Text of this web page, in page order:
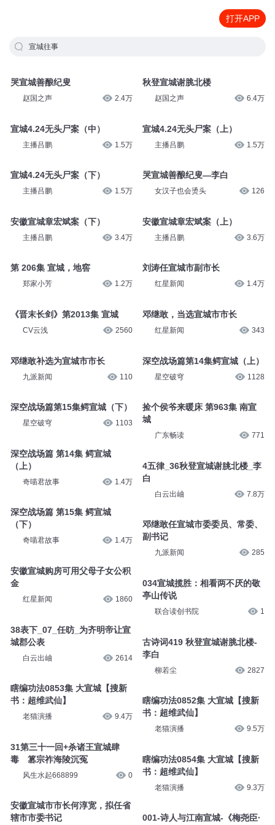
打开APP
宣城往事
哭宣城善酿纪叟
赵国之声 2.4万
宣城4.24无头尸案（中）
主播吕鹏 1.5万
宣城4.24无头尸案（下）
主播吕鹏 1.5万
安徽宣城章宏斌案（下）
主播吕鹏 3.4万
第 206集 宣城，地窖
郑家小芳 1.2万
《晋末长剑》第2013集 宣城
CV云浅 2560
邓继敢补选为宣城市市长
九派新闻 110
深空战场篇第15集鳄宣城（下）
星空破穹 1103
深空战场篇 第14集 鳄宣城
（上）
奇喵君故事 1.4万
深空战场篇 第15集 鳄宣城
（下）
奇喵君故事 1.4万
安徽宣城购房可用父母子女公积
金
红星新闻 1860
38表下_07_任昉_为齐明帝让宣
城郡公表
白云出岫 2614
瞎编功法0853集 大宣城【搜新
书：超维武仙】
老猫演播 9.4万
31第三十一回+杀诸王宣城肆
毒 篡宗祚海陵沉冤
风生水起668899 0
安徽宣城市市长何淳宽，拟任省
辖市市委书记
秋登宣城谢脁北楼
赵国之声 6.4万
宣城4.24无头尸案（上）
主播吕鹏 1.5万
哭宣城善酿纪叟—李白
女汉子也会烫头 126
安徽宣城章宏斌案（上）
主播吕鹏 3.6万
刘涛任宣城市副市长
红星新闻 1.4万
邓继敢，当选宣城市市长
红星新闻 343
深空战场篇第14集鳄宣城（上）
星空破穹 1128
捡个侯爷来暖床 第963集 南宣
城
广东畅读 771
4五律_36秋登宣城谢朓北楼_李
白
白云出岫 7.8万
邓继敢任宣城市委委员、常委、
副书记
九派新闻 285
034宣城揽胜：相看两不厌的敬
亭山传说
联合读创书院 1
古诗词419 秋登宣城谢脁北楼-
李白
柳若尘 2827
瞎编功法0852集 大宣城【搜新
书：超维武仙】
老猫演播 9.5万
瞎编功法0854集 大宣城【搜新
书：超维武仙】
老猫演播 9.3万
001-诗人与江南宣城-《梅尧臣·